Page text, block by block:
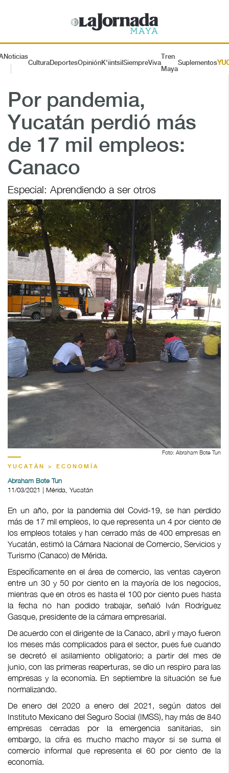
Noticias
CulturaDeportesOpiniónK'iintsil SiempreViva
Tren
Maya
Suplementos
Por pandemia,
Yucatán perdió más
de 17 mil empleos:
Canaco
Especial: Aprendiendo a ser otros
Foto: Abraham Bote Tun
YUCATÁN > ECONOMÍA
Abraham Bote Tun
11/03/2021 | Mérida, Yucatán
En un año, por la pandemia del Covid-19, se han perdido
más de 17 mil empleos, lo que representa un 4 por ciento de
los empleos totales y han cerrado más de 400 empresas en
Yucatán, estimó la Cámara Nacional de Comercio, Servicios y
Turismo (Canaco) de Mérida.
Específicamente en el área de comercio, las ventas cayeron
entre un 30 y 50 por ciento en la mayoría de los negocios,
mientras que en otros es hasta el 100 por ciento pues hasta
la fecha no han podido trabajar, señaló Iván Rodríguez
Gasque, presidente de la cámara empresarial.
De acuerdo con el dirigente de la Canaco, abril y mayo fueron
los meses más complicados para el sector, pues fue cuando
se decretó el asilamiento obligatorio; a partir del mes de
junio, con las primeras reaperturas, se dio un respiro para las
empresas y la economía. En septiembre la situación se fue
normalizando.
De enero del 2020 a enero del 2021, según datos del
Instituto Mexicano del Seguro Social (IMSS), hay más de 840
empresas cerradas por la emergencia sanitarias, sin
embargo, la cifra es mucho macho mayor si se suma el
comercio informal que representa el 60 por ciento de la
economía.